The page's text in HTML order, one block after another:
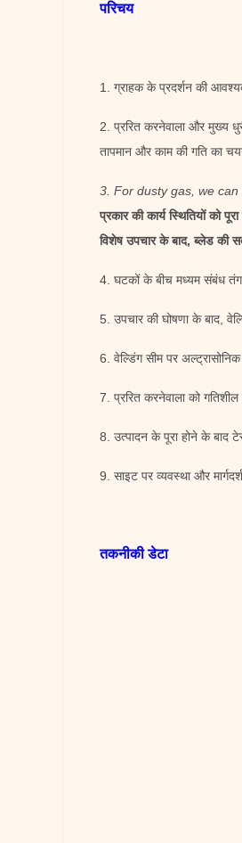
परिचय
1. ग्राहक के प्रदर्शन की
2. प्ररित करनेवाला और मुख्य
तापमान और काम की गति का
3. For dusty gas, we
प्रकार की कार्य स्थितियों को
विशेष उपचार के बाद, ब्लेड की
4. घटकों के बीच मध्यम संबंध तंग
5. उपचार की घोषणा के बाद,
6. वेल्डिंग सीम पर
7. प्ररित करनेवाला को
8. उत्पादन के पूरा होने के बाद
9. साइट पर व्यवस्था और
तकनीकी डेटा